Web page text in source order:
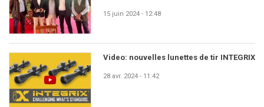
15 juin 2024 - 12:48
Video: nouvelles lunettes de tir INTEGRIX
28 avr. 2024 - 11:42